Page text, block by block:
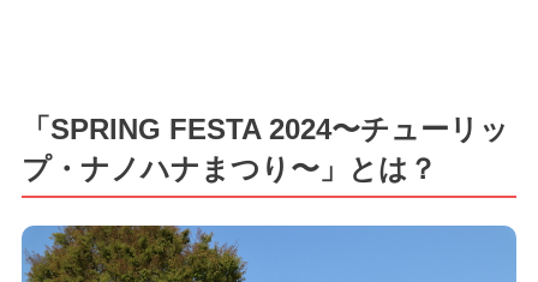
「SPRING FESTA 2024〜チューリッ
プ・ナノハナまつり〜」とは？